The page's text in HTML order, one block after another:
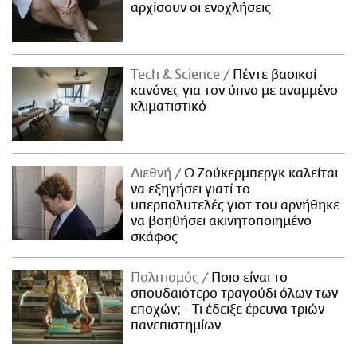
αρχίσουν οι ενοχλήσεις
Τech & Science
Πέντε βασικοί
κανόνες για τον ύπνο με αναμμένο
κλιματιστικό
Διεθνή
Ο Ζούκερμπεργκ καλείται
να εξηγήσει γιατί το
υπερπολυτελές γιοτ του αρνήθηκε
να βοηθήσει ακινητοποιημένο
σκάφος
Πολιτισμός
Ποιο είναι το
σπουδαιότερο τραγούδι όλων των
εποχών; - Τι έδειξε έρευνα τριών
πανεπιστημίων